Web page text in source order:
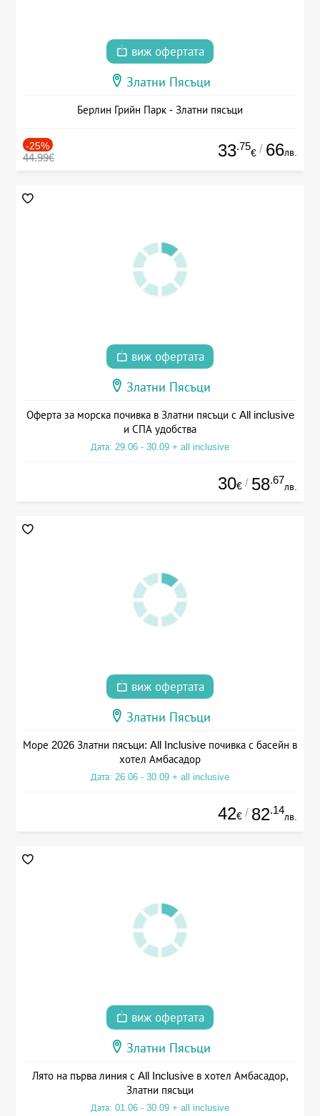
виж офертата
Златни Пясъци
Берлин Грийн Парк - Златни пясъци
-25%
44.99€ 33.75
€ / 66лв.
виж офертата
Златни Пясъци
Оферта за морска почивка в Златни пясъци с All inclusive
и СПА удобства
Дата: 29.06 - 30.09 + all inclusive
30€ / 58.67
лв.
виж офертата
Златни Пясъци
Море 2026 Златни пясъци: All Inclusive почивка с басейн в
хотел Амбасадор
Дата: 26.06 - 30.09 + all inclusive
42€ / 82.14
лв.
виж офертата
Златни Пясъци
Лято на първа линия с All Inclusive в хотел Амбасадор,
Златни пясъци
Дата: 01.06 - 30.09 + all inclusive